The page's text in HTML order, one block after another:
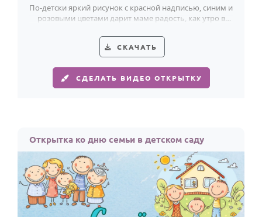
По годам
По-детски яркий рисунок с красной надписью, синим и
розовыми цветами дарит маме радость, как утро в
СКАЧАТЬ
СДЕЛАТЬ ВИДЕО ОТКРЫТКУ
Открытка ко дню семьи в детском саду